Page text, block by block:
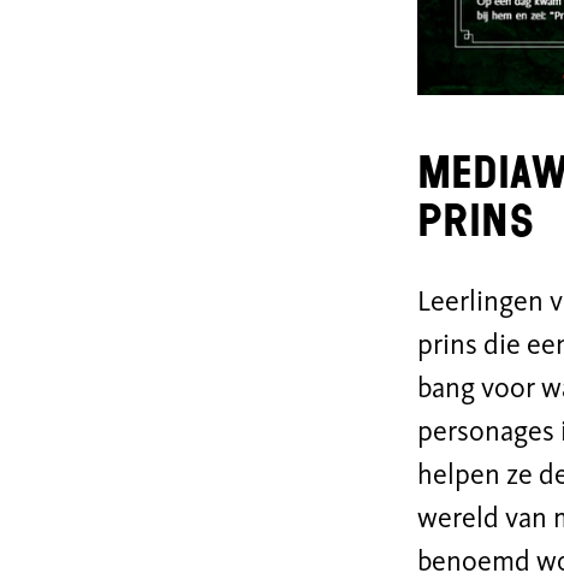
prins
Leerlingen
prins die
bang voor
helpen ze
wereld van
benoemd